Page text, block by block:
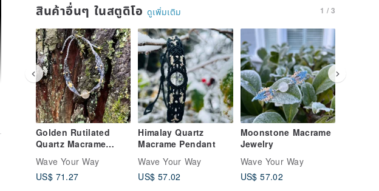
สินค้าอื่นๆ ในสตูดิโอ ดูเพิ่มเติม 1 / 3
Golden Rutilated
Quartz Macrame
Jewelry
Wave Your Way
US$ 71.27
Himalay Quartz
Macrame Pendant
Wave Your Way
US$ 57.02
Moonstone Macrame
Jewelry
Wave Your Way
US$ 57.02